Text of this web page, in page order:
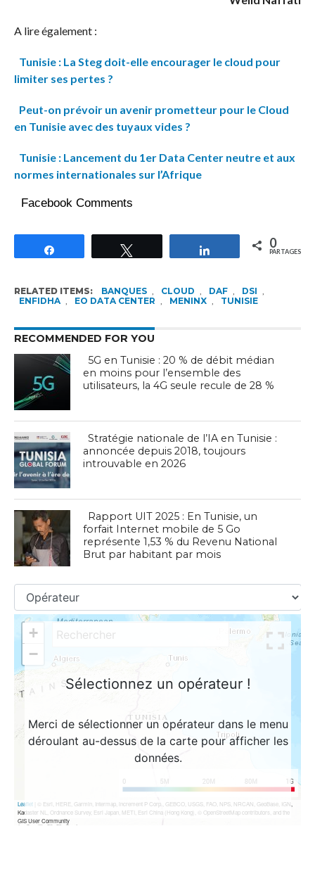
A lire également :
Tunisie : La Steg doit-elle encourager le cloud pour
limiter ses pertes ?
Peut-on prévoir un avenir prometteur pour le Cloud
en Tunisie avec des tuyaux vides ?
Tunisie : Lancement du 1er Data Center neutre et aux
normes internationales sur l’Afrique
Facebook Comments
Partagez 0
PARTAGES
RELATED ITEMS: BANQUES CLOUD DAF DSI
ENFIDHA
EO DATA CENTER MENINX TUNISIE
RECOMMENDED FOR YOU
5G en Tunisie : 20 % de débit médian
en moins pour l’ensemble des
utilisateurs, la 4G seule recule de 28 %
Stratégie nationale de l’IA en Tunisie :
annoncée depuis 2018, toujours
introuvable en 2026
Rapport UIT 2025 : En Tunisie, un
forfait Internet mobile de 5 Go
représente 1,53 % du Revenu National
Brut par habitant par mois